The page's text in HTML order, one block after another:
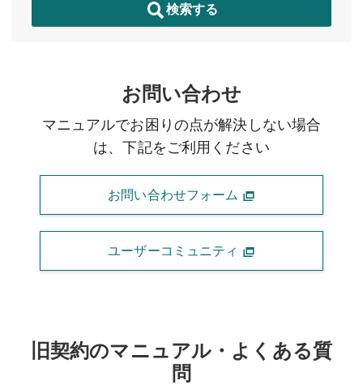
検索する
お問い合わせ
マニュアルでお困りの点が解決しない場合
は、下記をご利用ください
お問い合わせフォーム
ユーザーコミュニティ
旧契約のマニュアル・よくある質
問